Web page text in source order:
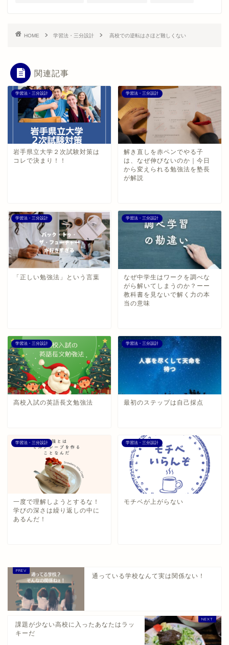
HOME 学習法・三分設計 高校での逆転はさほど難しくない
関連記事
学習法・三分設計
岩手県立大学２次試験対策は
コレで決まり！！
学習法・三分設計
解き直しを赤ペンでやる子
は、なぜ伸びないのか｜今日
から変えられる勉強法を塾長
が解説
学習法・三分設計
「正しい勉強法」という言葉
学習法・三分設計
なぜ中学生はワークを調べな
がら解いてしまうのか？ーー
教科書を見ないで解く力の本
当の意味
学習法・三分設計
高校入試の英語長文勉強法
学習法・三分設計
最初のステップは自己採点
学習法・三分設計
一度で理解しようとするな！
学びの深さは繰り返しの中に
あるんだ！
学習法・三分設計
モチベが上がらない
通っている学校なんて実は関係ない！
課題が少ない高校に入ったあなたはラッ
キーだ